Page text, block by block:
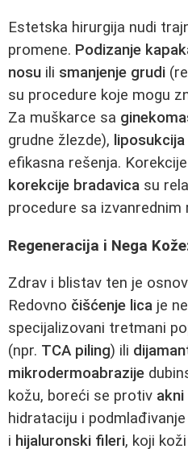
Estetska hirurgija nudi
promene. Podizanje
nosu ili smanjenje grudi
su procedure koje mogu
Za muškarce sa
grudne žlezde), liposukcija
efikasna rešenja.
korekcije bradavica su
procedure sa izvanrednim
Regeneracija i Nega
Zdrav i blistav ten je
Redovno čišćenje lica je
specijalizovani tretmani
(npr. TCA piling) ili
mikrodermoabrazije
kožu, boreći se protiv akni
hidrataciju i
i hijaluronski fileri, koji